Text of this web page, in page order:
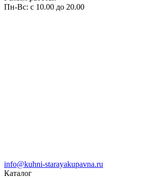
Пн-Вс: с 10.00 до 20.00
info@kuhni-starayakupavna.ru
Каталог